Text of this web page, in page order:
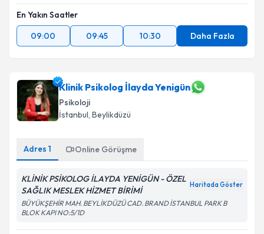
En Yakın Saatler
09:00
09:45 10:30 Daha Fazla
Klinik Psikolog İlayda Yenigün
Psikoloji
İstanbul, Beylikdüzü
Adres 1 Online Görüşme
KLİNİK PSİKOLOG İLAYDA YENİGÜN - ÖZEL
SAĞLIK MESLEK HİZMET BİRİMİ
Haritada Göster
BÜYÜKŞEHİR MAH. BEYLİKDÜZÜ CAD. BRAND İSTANBUL PARK B
BLOK KAPI NO:5/1D